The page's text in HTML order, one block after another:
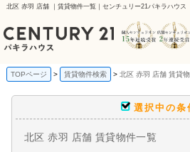
北区 赤羽 店舗 ｜賃貸物件一覧｜センチュリー21パキラハウス
TOPページ 賃貸物件検索 北区 赤羽 店舗 賃貸
選択中の条
北区 赤羽 店舗 賃貸物件一覧